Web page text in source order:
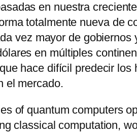
en nuestra
totalmente nueva de
vez mayor de
en múltiples
hace difícil predecir los
el mercado.
of quantum computers
classical computation,